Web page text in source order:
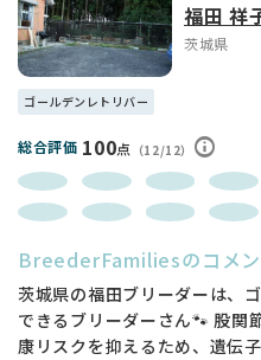
★股関節形成不全は遺伝病です
って発病します。
福田ブリーダーはこの病気に
両親を検査することによって
感、経験しています。
評価を受けていない犬の繁殖
不安定ですので両親が検査を
ことを強くお勧めします。
★現在、福田ブリーダーでは
いう状況には至っておりませ
★手術が必要になった場合の
なります。ペット保険などの
★生後2か月の頃は股関節に
来ません。大変申し訳ありま
福田 祥
茨城県
ゴールデンレトリバー
総合評価 100点 （12/12）
BreederFamiliesのコメ
茨城県の福田ブリーダーは、
できるブリーダーさん🐾 股関
康リスクを抑えるため、遺伝